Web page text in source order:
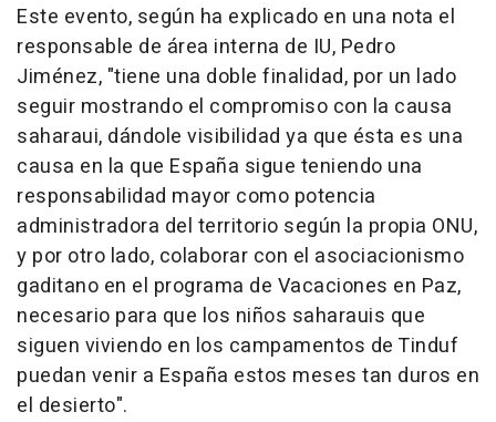
Este evento, según ha explicado en una nota el
responsable de área interna de IU, Pedro
Jiménez, "tiene una doble finalidad, por un lado
seguir mostrando el compromiso con la causa
saharaui, dándole visibilidad ya que ésta es una
causa en la que España sigue teniendo una
responsabilidad mayor como potencia
administradora del territorio según la propia ONU,
y por otro lado, colaborar con el asociacionismo
gaditano en el programa de Vacaciones en Paz,
necesario para que los niños saharauis que
siguen viviendo en los campamentos de Tinduf
puedan venir a España estos meses tan duros en
el desierto".